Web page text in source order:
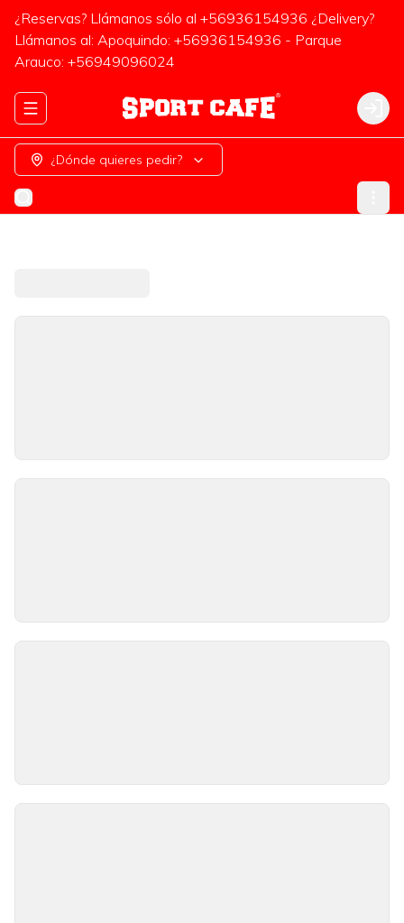
¿Reservas? Llámanos sólo al +56936154936 ¿Delivery?
Llámanos al: Apoquindo: +56936154936 - Parque
Arauco: +56949096024
Abrir menu de navegación Login
¿Dónde quieres pedir?